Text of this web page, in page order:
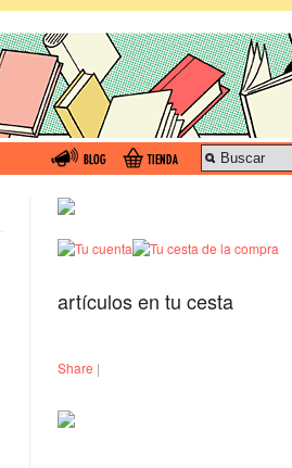
artículos en tu cesta
Share |